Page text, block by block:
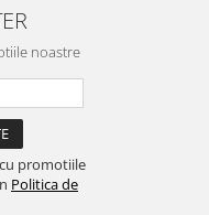
noastre
promotiile
Politica de